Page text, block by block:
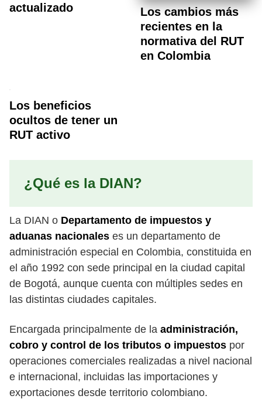
actualizado
Los cambios más
recientes en la
normativa del RUT
en Colombia
Los beneficios
ocultos de tener un
RUT activo
¿Qué es la DIAN?
La DIAN o Departamento de impuestos y
aduanas nacionales es un departamento de
administración especial en Colombia, constituida en
el año 1992 con sede principal en la ciudad capital
de Bogotá, aunque cuenta con múltiples sedes en
las distintas ciudades capitales.
Encargada principalmente de la administración,
cobro y control de los tributos o impuestos por
operaciones comerciales realizadas a nivel nacional
e internacional, incluidas las importaciones y
exportaciones desde territorio colombiano.